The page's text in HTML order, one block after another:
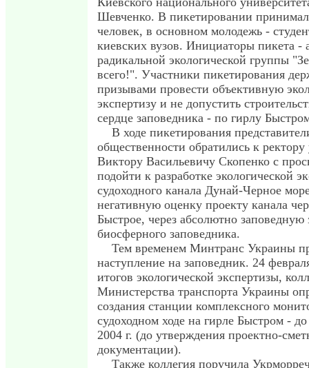
Шевченко. В пикетировании
человек, в основном молодежь -
киевских вузов. Инициаторы пикета -
радикальной экологической группы
всего!". Участники пикетирования
призывами провести объективную
экспертизу и не допустить
сердце заповедника - по гирлу
В ходе пикетирования
общественности обратились к ректору
Виктору Васильевичу Скопенко с
подойти к разработке экологической
судоходного канала Дунай-Черное
негативную оценку проекту канала
Быстрое, через абсолютно заповедную
биосферного заповедника.
Тем временем Минтранс Украины
наступление на заповедник. 24
итогов экологической экспертизы,
Министерства транспорта Украины
создания станции комплексного
судоходном ходе на гирле Быстром -
2004 г. (до утверждения проектно-
документации).
Также коллегия поручила